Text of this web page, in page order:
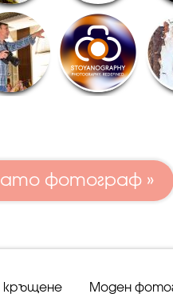
фотограф »
кръщене Моден